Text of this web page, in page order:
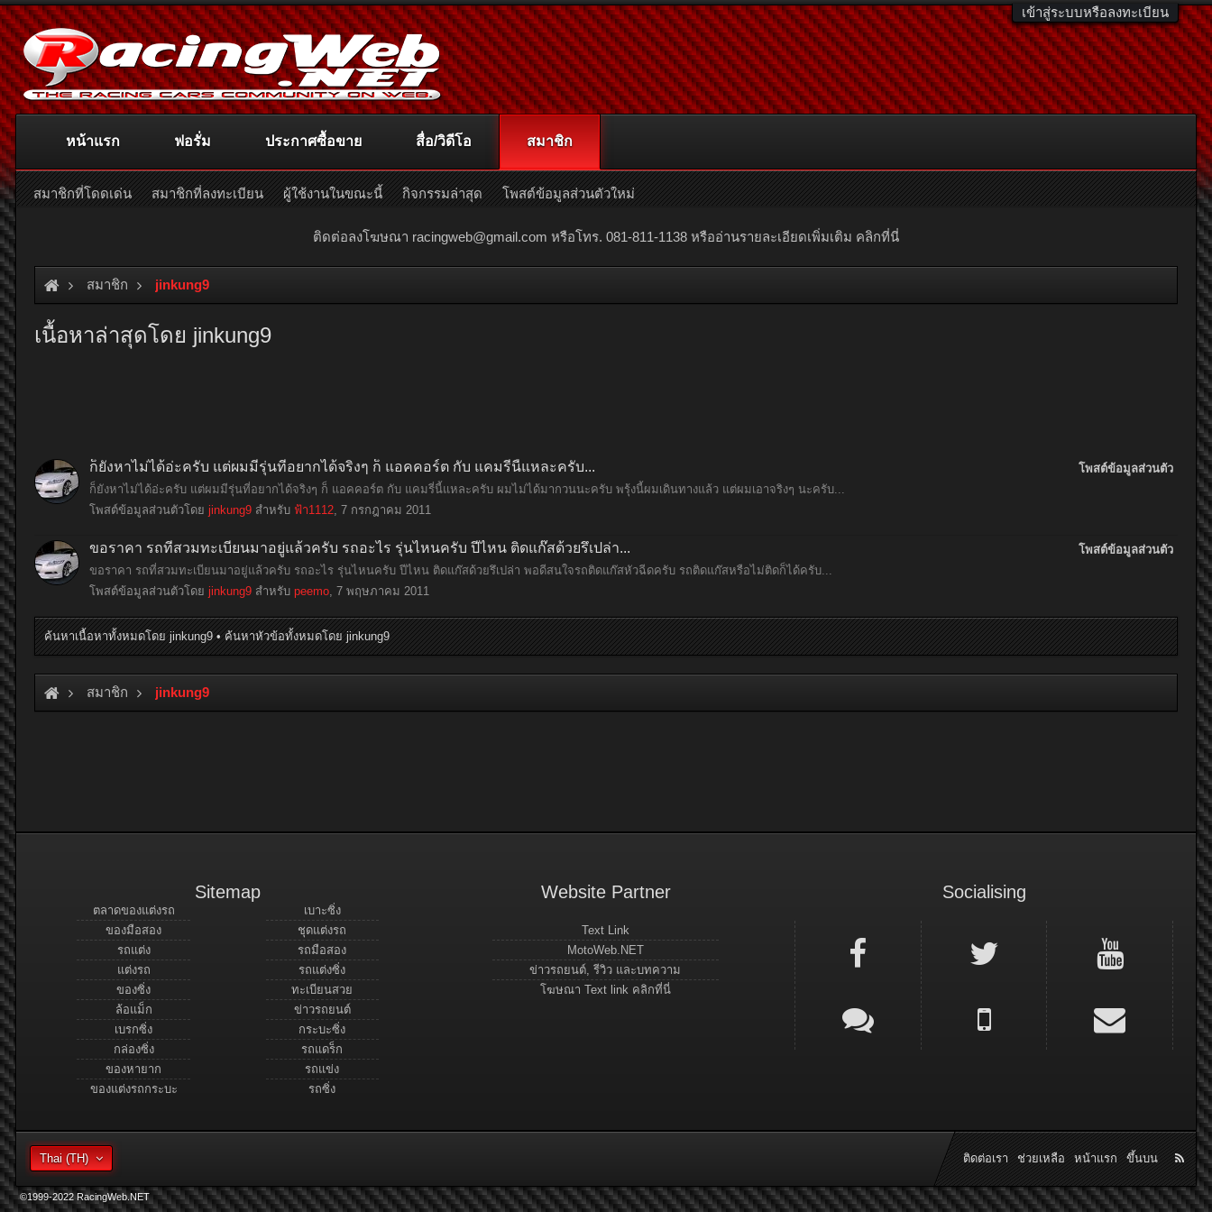
เข้าสู่ระบบหรือลงทะเบียน
ติดต่อลงโฆษณา racingweb@gmail.com หรือโทร. 081-811-1138 หรืออ่านรายละเอียดเพิ่มเติม คลิกที่นี่
สมาชิก jinkung9
เนื้อหาล่าสุดโดย jinkung9
โพสต์ข้อมูลส่วนตัว
ก็ยังหาไม่ได้อ่ะครับ แต่ผมมีรุ่นที่อยากได้จริงๆ ก็ แอคคอร์ต กับ แคมรี่นี้แหละครับ...
ก็ยังหาไม่ได้อ่ะครับ แต่ผมมีรุ่นที่อยากได้จริงๆ ก็ แอคคอร์ต กับ แคมรี่นี้แหละครับ ผมไม่ได้มากวนนะครับ พรุ้งนี้ผมเดินทางแล้ว แต่ผมเอาจริงๆ นะครับ...
โพสต์ข้อมูลส่วนตัวโดย jinkung9 สำหรับ ฟ้า1112, 7 กรกฎาคม 2011
โพสต์ข้อมูลส่วนตัว
ขอราคา รถที่สวมทะเบียนมาอยู่แล้วครับ รถอะไร รุ่นไหนครับ ปีไหน ติดแก๊สด้วยรึเปล่า...
ขอราคา รถที่สวมทะเบียนมาอยู่แล้วครับ รถอะไร รุ่นไหนครับ ปีไหน ติดแก๊สด้วยรึเปล่า พอดีสนใจรถติดแก๊สหัวฉีดครับ รถติดแก๊สหรือไม่ติดก็ได้ครับ...
โพสต์ข้อมูลส่วนตัวโดย jinkung9 สำหรับ peemo, 7 พฤษภาคม 2011
ค้นหาเนื้อหาทั้งหมดโดย jinkung9 ค้นหาหัวข้อทั้งหมดโดย jinkung9
สมาชิก jinkung9
หน้าแรก ฟอรั่ม ประกาศซื้อขาย สื่อ/วิดีโอ สมาชิก
สมาชิกที่โดดเด่น สมาชิกที่ลงทะเบียน ผู้ใช้งานในขณะนี้ กิจกรรมล่าสุด โพสต์ข้อมูลส่วนตัวใหม่
Sitemap
ตลาดของแต่งรถ
ของมือสอง
รถแต่ง
แต่งรถ
ของซิ่ง
ล้อแม็ก
เบรกซิ่ง
กล่องซิ่ง
ของหายาก
ของแต่งรถกระบะ
เบาะซิ่ง
ชุดแต่งรถ
รถมือสอง
รถแต่งซิ่ง
ทะเบียนสวย
ข่าวรถยนต์
กระบะซิ่ง
รถแดร็ก
รถแข่ง
รถซิ่ง
Website Partner
Text Link
MotoWeb.NET
ข่าวรถยนต์, รีวิว และบทความ
โฆษณา Text link คลิกที่นี่
Socialising
Thai (TH) ติดต่อเรา ช่วยเหลือ หน้าแรก ขึ้นบน
©1999-2022 RacingWeb.NET